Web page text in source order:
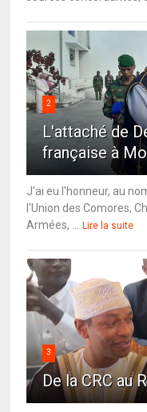
2
L'attaché de
française à
J'ai eu l'honneur, au
l'Union des Comores,
Armées, ... Lire la suite
3
De la CRC au